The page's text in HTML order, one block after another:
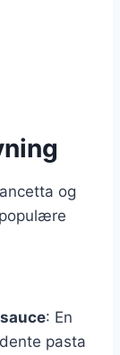
og
: En
pasta